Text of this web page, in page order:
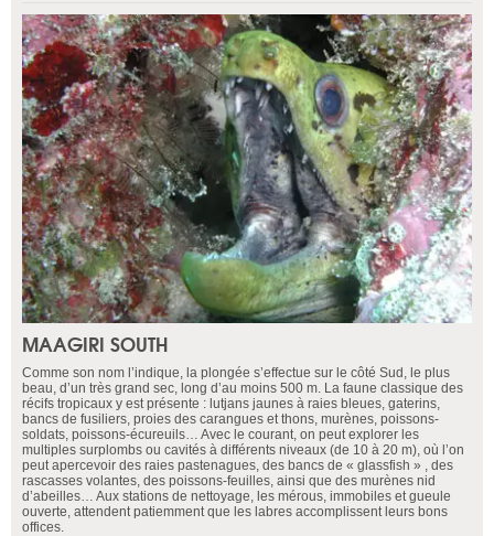
MAAGIRI SOUTH
Comme son nom l’indique, la plongée s’effectue sur le côté Sud, le plus
beau, d’un très grand sec, long d’au moins 500 m. La faune classique des
récifs tropicaux y est présente : lutjans jaunes à raies bleues, gaterins,
bancs de fusiliers, proies des carangues et thons, murènes, poissons-
soldats, poissons-écureuils… Avec le courant, on peut explorer les
multiples surplombs ou cavités à différents niveaux (de 10 à 20 m), où l’on
peut apercevoir des raies pastenagues, des bancs de « glassfish » , des
rascasses volantes, des poissons-feuilles, ainsi que des murènes nid
d’abeilles… Aux stations de nettoyage, les mérous, immobiles et gueule
ouverte, attendent patiemment que les labres accomplissent leurs bons
offices.